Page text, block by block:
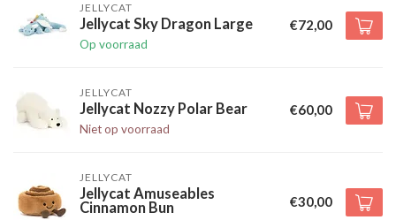
JELLYCAT
Jellycat Sky Dragon Large
Op voorraad
€72,00
JELLYCAT
Jellycat Nozzy Polar Bear
Niet op voorraad
€60,00
JELLYCAT
Jellycat Amuseables
Cinnamon Bun
€30,00